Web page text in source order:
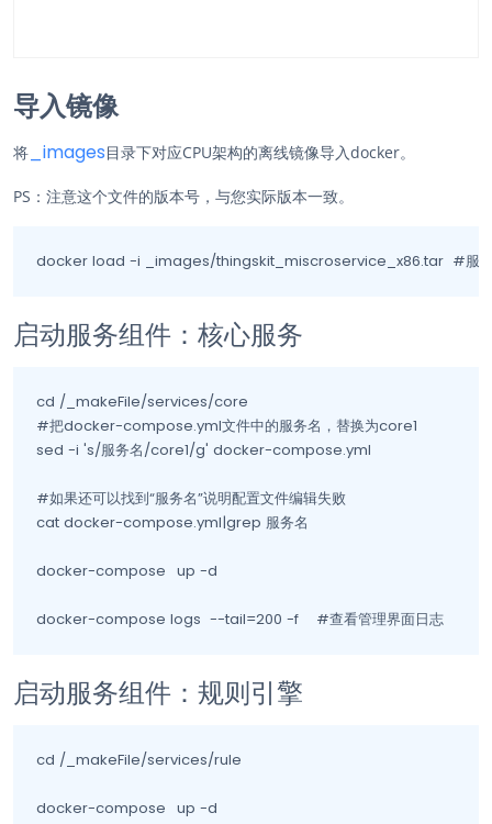
导入镜像
将 _images目录下对应CPU架构的离线镜像导入docker。
PS：注意这个文件的版本号，与您实际版本一致。
docker load -i _images/thingskit_miscroservice_x86.tar  #服务
启动服务组件：核心服务
cd /_makeFile/services/core
#把docker-compose.yml文件中的服务名，替换为core1
sed -i 's/服务名/core1/g' docker-compose.yml
#如果还可以找到“服务名”说明配置文件编辑失败
cat docker-compose.yml|grep 服务名
docker-compose	up -d
docker-compose logs  --tail=200 -f    #查看管理界面日志
启动服务组件：规则引擎
cd /_makeFile/services/rule
docker-compose	up -d